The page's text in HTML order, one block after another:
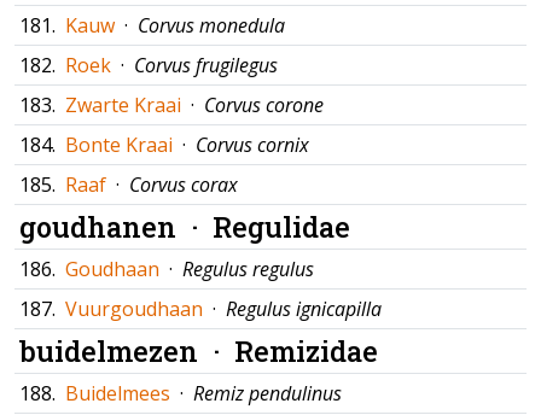
181. Kauw · Corvus monedula
182. Roek · Corvus frugilegus
183. Zwarte Kraai · Corvus corone
184. Bonte Kraai · Corvus cornix
185. Raaf · Corvus corax
goudhanen · Regulidae
186. Goudhaan · Regulus regulus
187. Vuurgoudhaan · Regulus ignicapilla
buidelmezen · Remizidae
188. Buidelmees · Remiz pendulinus